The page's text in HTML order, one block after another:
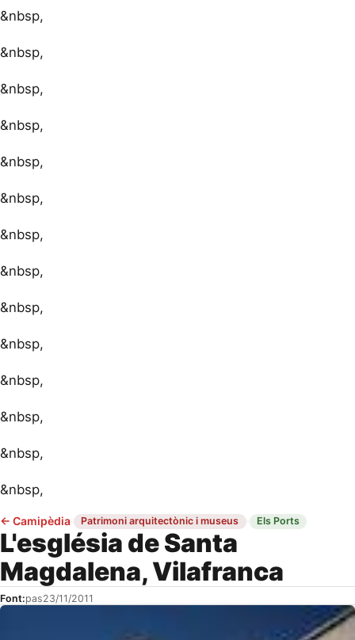
&nbsp,
&nbsp,
&nbsp,
&nbsp,
&nbsp,
&nbsp,
&nbsp,
&nbsp,
&nbsp,
&nbsp,
&nbsp,
&nbsp,
&nbsp,
&nbsp,
← Camipèdia· Patrimoni arquitectònic i museus · Els Ports
L'església de Santa
Magdalena, Vilafranca
Font:pas23/11/2011